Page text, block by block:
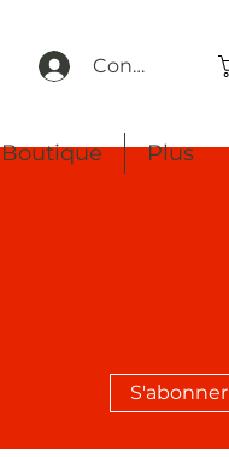
Connexion
Boutique Plus
S'abonner